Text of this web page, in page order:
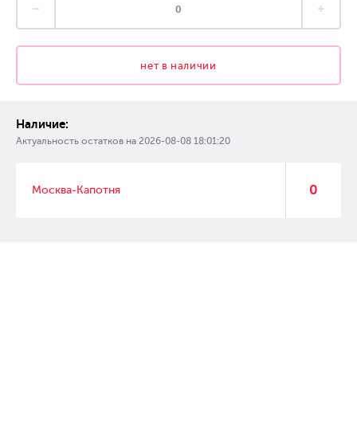
нет в наличии
Наличие:
Актуальность остатков на 2026-08-08 18:01:20
Москва-Капотня 0